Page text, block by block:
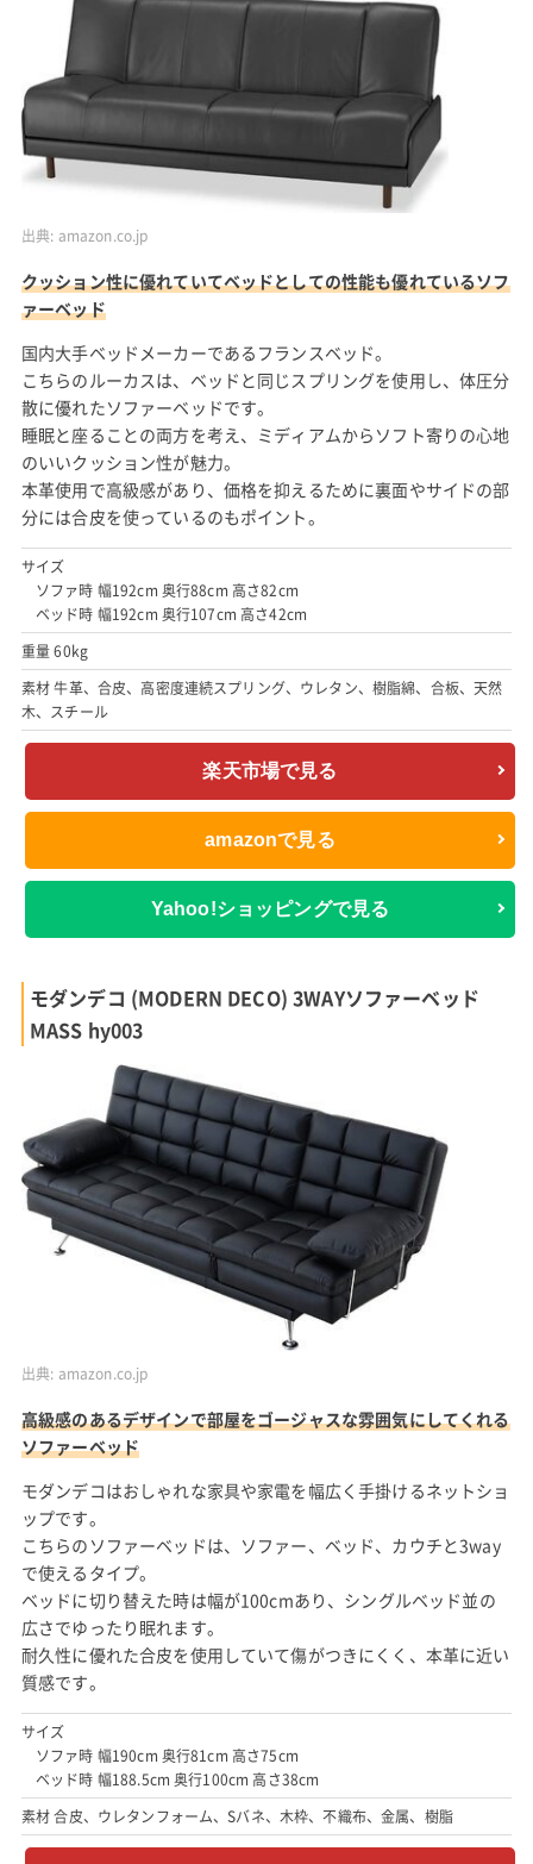
出典: amazon.co.jp
クッション性に優れていてベッドとしての性能も優れているソフ
ァーベッド
国内大手ベッドメーカーであるフランスベッド。
こちらのルーカスは、ベッドと同じスプリングを使用し、体圧分
散に優れたソファーベッドです。
睡眠と座ることの両方を考え、ミディアムからソフト寄りの心地
のいいクッション性が魅力。
本革使用で高級感があり、価格を抑えるために裏面やサイドの部
分には合皮を使っているのもポイント。
サイズ
ソファ時 幅192cm 奥行88cm 高さ82cm
ベッド時 幅192cm 奥行107cm 高さ42cm
重量 60kg
素材 牛革、合皮、高密度連続スプリング、ウレタン、樹脂綿、合板、天然
木、スチール
楽天市場で見る
amazonで見る
Yahoo!ショッピングで見る
モダンデコ (MODERN DECO) 3WAYソファーベッド
MASS hy003
出典: amazon.co.jp
高級感のあるデザインで部屋をゴージャスな雰囲気にしてくれる
ソファーベッド
モダンデコはおしゃれな家具や家電を幅広く手掛けるネットショ
ップです。
こちらのソファーベッドは、ソファー、ベッド、カウチと3way
で使えるタイプ。
ベッドに切り替えた時は幅が100cmあり、シングルベッド並の
広さでゆったり眠れます。
耐久性に優れた合皮を使用していて傷がつきにくく、本革に近い
質感です。
サイズ
ソファ時 幅190cm 奥行81cm 高さ75cm
ベッド時 幅188.5cm 奥行100cm 高さ38cm
素材 合皮、ウレタンフォーム、Sバネ、木枠、不織布、金属、樹脂